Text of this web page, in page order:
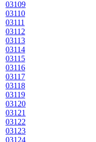
03109
03110
03111
03112
03113
03114
03115
03116
03117
03118
03119
03120
03121
03122
03123
03124